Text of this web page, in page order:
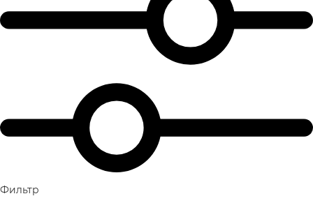
Фильтр